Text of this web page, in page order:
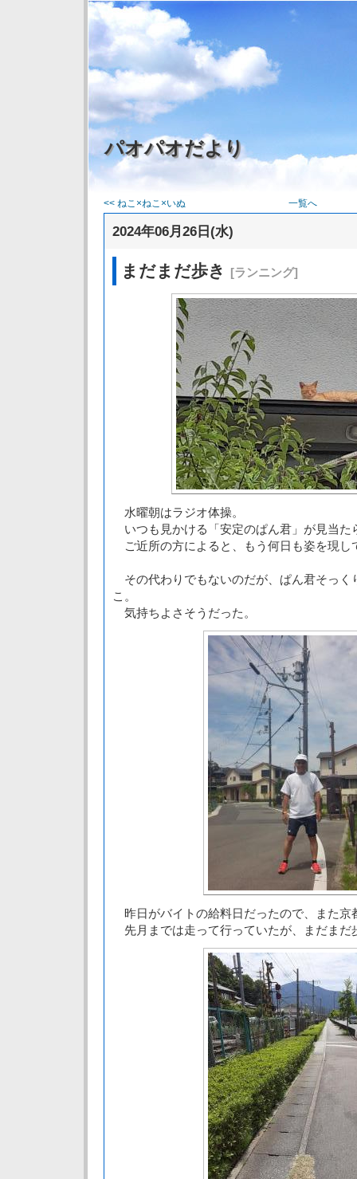
パオパオだより
<< ねこ×ねこ×いぬ 一覧へ
2024年06月26日(水)
まだまだ歩き [ランニング]
水曜朝はラジオ体操。
いつも見かける「安定のぱん君」が見当た
ご近所の方によると、もう何日も姿を現し
その代わりでもないのだが、ぱん君そっく
こ。
気持ちよさそうだった。
昨日がバイトの給料日だったので、また京
先月までは走って行っていたが、まだまだ